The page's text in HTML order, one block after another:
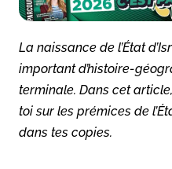
La naissance de l’État
important d’histoire-
terminale. Dans cet
toi sur les prémices de
dans tes copies.